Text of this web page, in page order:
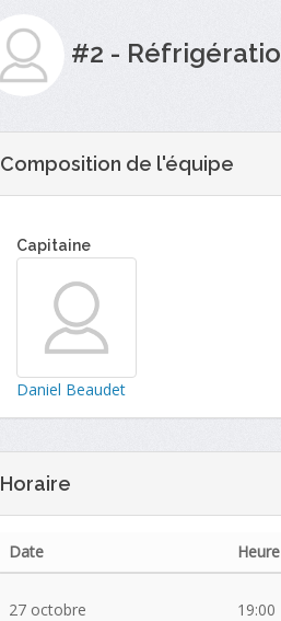
#2 -
Composition de l'équipe
Capitaine
Daniel Beaudet
Horaire
Date Heure
27 octobre 19:00